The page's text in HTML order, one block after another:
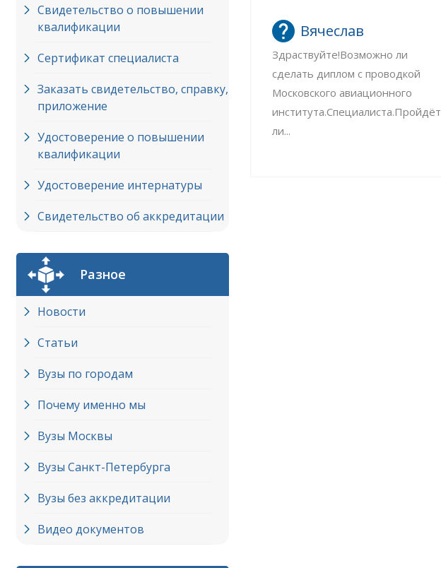
Свидетельство о повышении
квалификации
Сертификат специалиста
Заказать свидетельство, справку,
приложение
Удостоверение о повышении
квалификации
Удостоверение интернатуры
Свидетельство об аккредитации
Разное
Новости
Статьи
Вузы по городам
Почему именно мы
Вузы Москвы
Вузы Cанкт-Петербурга
Вузы без аккредитации
Видео документов
Вячеслав
Здраствуйте!Возможно ли
сделать диплом с проводкой
Московского авиационного
института.Специалиста.Пройдёт
ли...